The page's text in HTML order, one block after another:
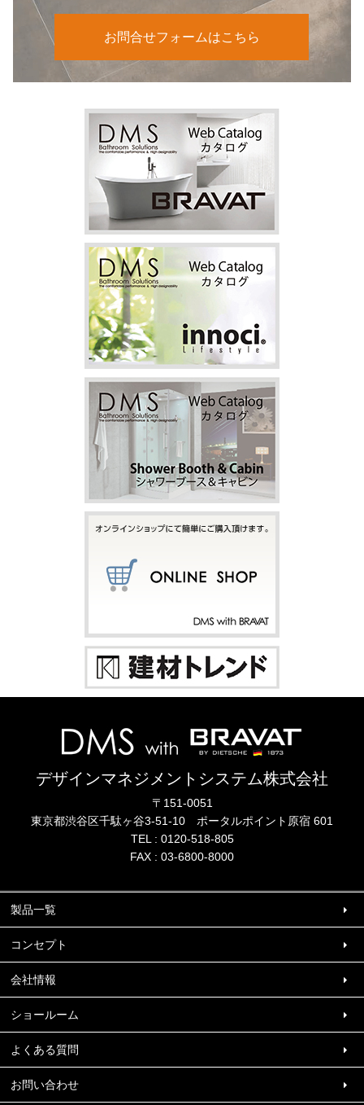
お問合せフォームはこちら
デザインマネジメントシステム株式会社
〒151-0051
東京都渋谷区千駄ヶ谷3-51-10 ポータルポイント 原宿 601
TEL : 0120-518-805
FAX : 03-6800-8000
製品一覧
コンセプト
会社情報
ショールーム
よくある質問
お問い合わせ